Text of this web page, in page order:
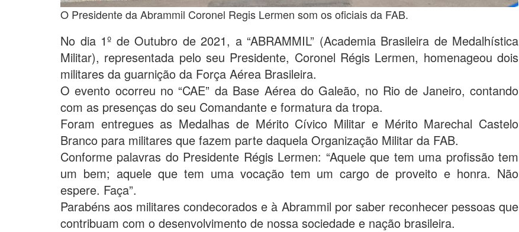
O Presidente da Abrammil Coronel Regis Lermen som os oficiais da FAB.
No dia 1º de Outubro de 2021, a “ABRAMMIL” (Academia Brasileira de Medalhística
Militar), representada pelo seu Presidente, Coronel Régis Lermen, homenageou dois
militares da guarnição da Força Aérea Brasileira.
O evento ocorreu no “CAE” da Base Aérea do Galeão, no Rio de Janeiro, contando
com as presenças do seu Comandante e formatura da tropa.
Foram entregues as Medalhas de Mérito Cívico Militar e Mérito Marechal Castelo
Branco para militares que fazem parte daquela Organização Militar da FAB.
Conforme palavras do Presidente Régis Lermen: “Aquele que tem uma profissão tem
um bem; aquele que tem uma vocação tem um cargo de proveito e honra. Não
espere. Faça”.
Parabéns aos militares condecorados e à Abrammil por saber reconhecer pessoas que
contribuam com o desenvolvimento de nossa sociedade e nação brasileira.